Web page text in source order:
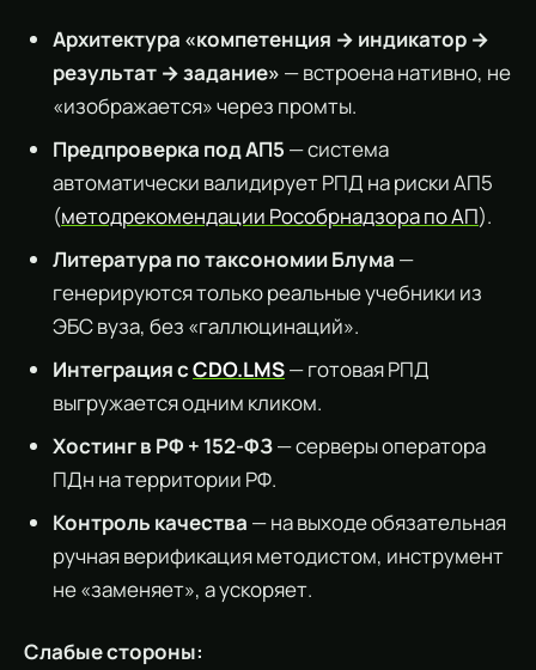
Архитектура «компетенция → индикатор →
результат → задание» — встроена нативно, не
«изображается» через промты.
Предпроверка под АП5 — система
автоматически валидирует РПД на риски АП5
(методрекомендации Рособрнадзора по АП).
Литература по таксономии Блума —
генерируются только реальные учебники из
ЭБС вуза, без «галлюцинаций».
Интеграция сCDO.LMS— готовая РПД
выгружается одним кликом.
Хостинг в РФ + 152-ФЗ— серверы оператора
ПДн на территории РФ.
Контроль качества — на выходе обязательная
ручная верификация методистом, инструмент
не «заменяет», а ускоряет.
Слабые стороны: